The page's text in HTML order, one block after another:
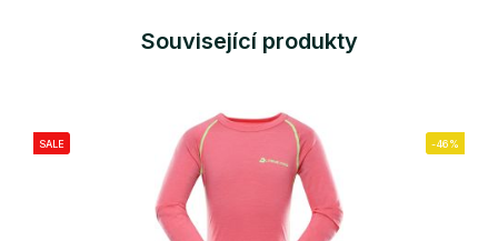
Související produkty
SALE -46%